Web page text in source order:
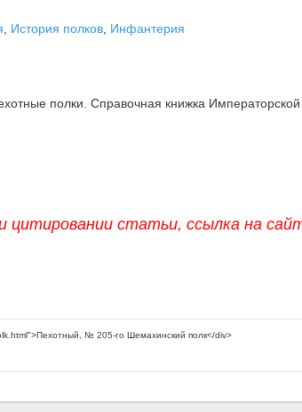
История полков Инфантерия
полки. Справочная книжка Императорской
цитировании статьи, ссылка на